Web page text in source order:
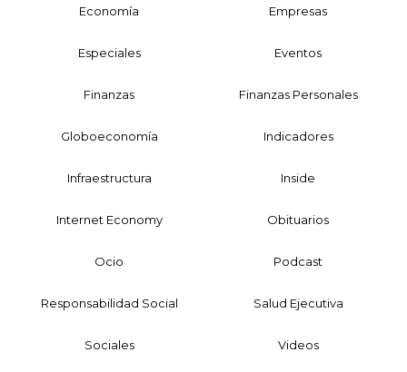
Economía Empresas
Especiales Eventos
Finanzas Finanzas Personales
Globoeconomía Indicadores
Infraestructura Inside
Internet Economy Obituarios
Ocio Podcast
Responsabilidad Social Salud Ejecutiva
Sociales Videos